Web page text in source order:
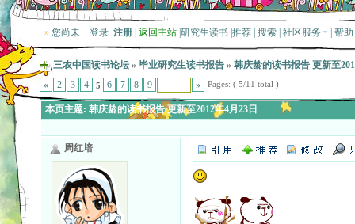
» 您尚未 登录 注册 返回主站 研究生读书 推荐 搜索 社区服务 帮助
三农中国读书论坛 » 毕业研究生读书报告 » 韩庆龄的读书报告 更新至
«
2 3 4 5 6 7 8 9 » Pages: ( 5/11 total )
本页主题: 韩庆龄的读书报告 更新至2012年4月23日
周红培